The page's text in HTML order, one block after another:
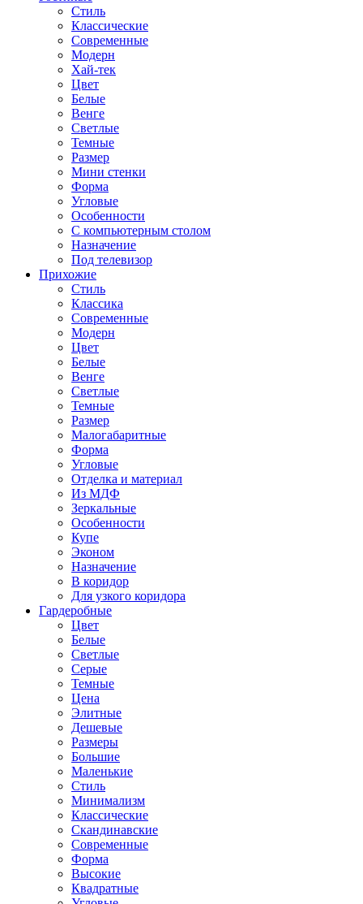
Стиль
Классические
Современные
Модерн
Хай-тек
Цвет
Белые
Венге
Светлые
Темные
Размер
Мини стенки
Форма
Угловые
Особенности
С компьютерным столом
Назначение
Под телевизор
Прихожие
Стиль
Классика
Современные
Модерн
Цвет
Белые
Венге
Светлые
Темные
Размер
Малогабаритные
Форма
Угловые
Отделка и материал
Из МДФ
Зеркальные
Особенности
Купе
Эконом
Назначение
В коридор
Для узкого коридора
Гардеробные
Цвет
Белые
Светлые
Серые
Темные
Цена
Элитные
Дешевые
Размеры
Большие
Маленькие
Стиль
Минимализм
Классические
Скандинавские
Современные
Форма
Высокие
Квадратные